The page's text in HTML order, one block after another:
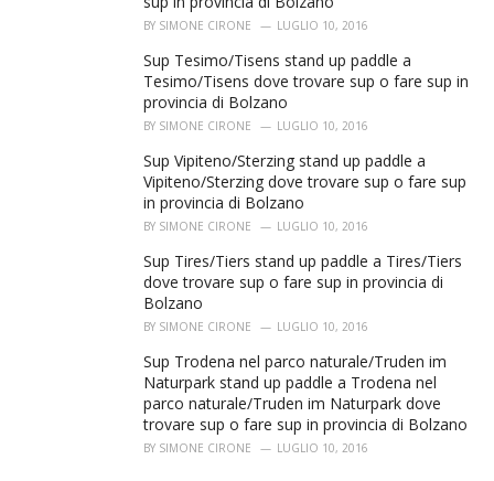
BY SIMONE CIRONE LUGLIO 10, 2016
Sup Tesimo/Tisens stand up paddle a
Tesimo/Tisens dove trovare sup o fare sup in
provincia di Bolzano
BY SIMONE CIRONE LUGLIO 10, 2016
Sup Vipiteno/Sterzing stand up paddle a
Vipiteno/Sterzing dove trovare sup o fare sup
in provincia di Bolzano
BY SIMONE CIRONE LUGLIO 10, 2016
Sup Tires/Tiers stand up paddle a Tires/Tiers
dove trovare sup o fare sup in provincia di
Bolzano
BY SIMONE CIRONE LUGLIO 10, 2016
Sup Trodena nel parco naturale/Truden im
Naturpark stand up paddle a Trodena nel
parco naturale/Truden im Naturpark dove
trovare sup o fare sup in provincia di Bolzano
BY SIMONE CIRONE LUGLIO 10, 2016